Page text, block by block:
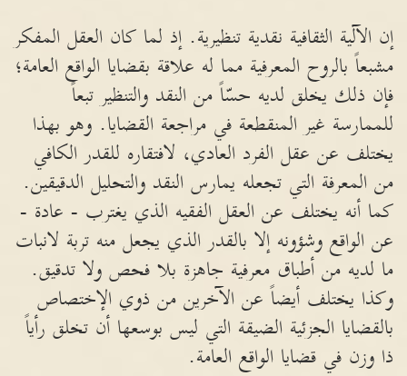
إن الآلية الثقافية نقدية تنظيرية. إذ لما كان العقل المفكر
مشبعاً بالروح المعرفية مما له علاقة بقضايا الواقع العامة؛
فإن ذلك يخلق لديه حسّاً من النقد والتنظير تبعاً
للممارسة غير المنقطعة في مراجعة القضايا. وهو بهذا
يختلف عن عقل الفرد العادي، لافتقاره للقدر الكافي
من المعرفة التي تجعله يمارس النقد والتحليل الدقيقين.
كما أنه يختلف عن العقل الفقيه الذي يغترب - عادة -
عن الواقع وشؤونه إلا بالقدر الذي يجعل منه تربة لانبات
ما لديه من أطباق معرفية جاهزة بلا فحص ولا تدقيق.
وكذا يختلف أيضاً عن الآخرين من ذوي الإختصاص
بالقضايا الجزئية الضيقة التي ليس بوسعها أن تخلق رأياً
ذا وزن في قضايا الواقع العامة.